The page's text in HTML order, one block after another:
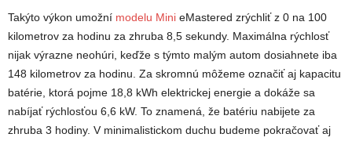
Takýto výkon umožní modelu Mini eMastered zrýchliť z 0 na 100
kilometrov za hodinu za zhruba 8,5 sekundy. Maximálna rýchlosť
nijak výrazne neohúri, keďže s týmto malým autom dosiahnete iba
148 kilometrov za hodinu. Za skromnú môžeme označiť aj kapacitu
batérie, ktorá pojme 18,8 kWh elektrickej energie a dokáže sa
nabíjať rýchlosťou 6,6 kW. To znamená, že batériu nabijete za
zhruba 3 hodiny. V minimalistickom duchu budeme pokračovať aj